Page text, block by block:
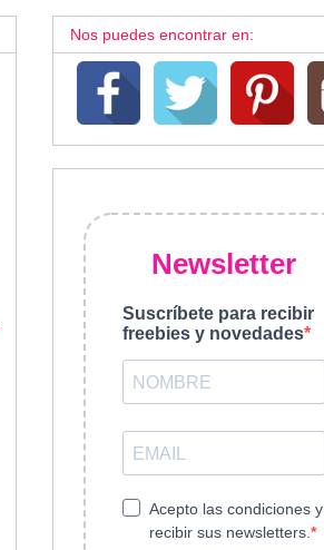
Nos puedes encontrar en:
Newsletter
Suscríbete para recibir
freebies y novedades
Acepto las condiciones y
recibir sus newsletters.